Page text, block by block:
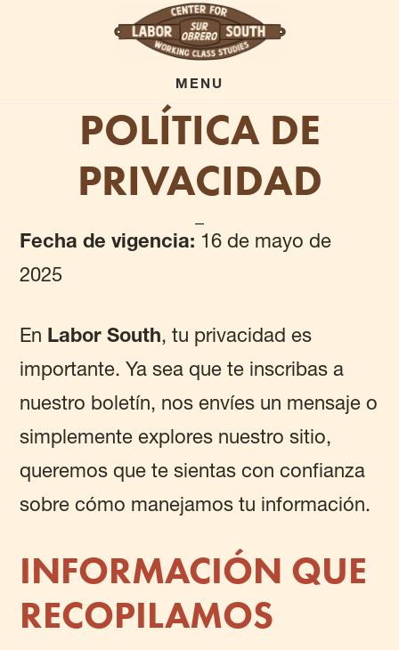
MENU
POLÍTICA DE
PRIVACIDAD
Fecha de vigencia: 16 de mayo de
2025
En Labor South, tu privacidad es
importante. Ya sea que te inscribas a
nuestro boletín, nos envíes un mensaje o
simplemente explores nuestro sitio,
queremos que te sientas con confianza
sobre cómo manejamos tu información.
INFORMACIÓN QUE
RECOPILAMOS